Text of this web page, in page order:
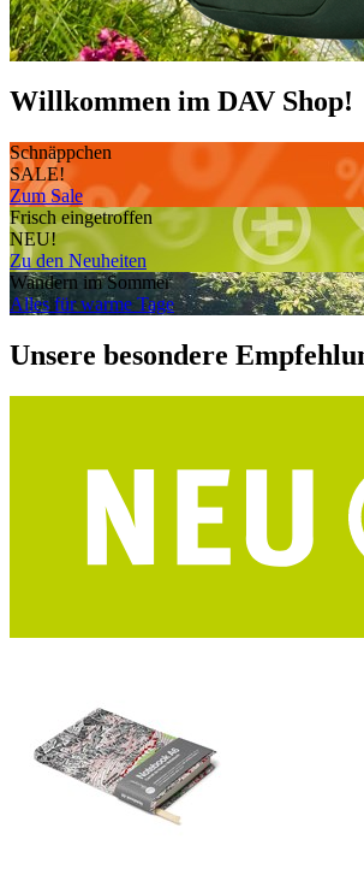
Willkommen im DAV Shop!
Schnäppchen
SALE!
Zum Sale
Frisch eingetroffen
NEU!
Zu den Neuheiten
Wandern im Sommer
Alles für warme Tage
Unsere besondere